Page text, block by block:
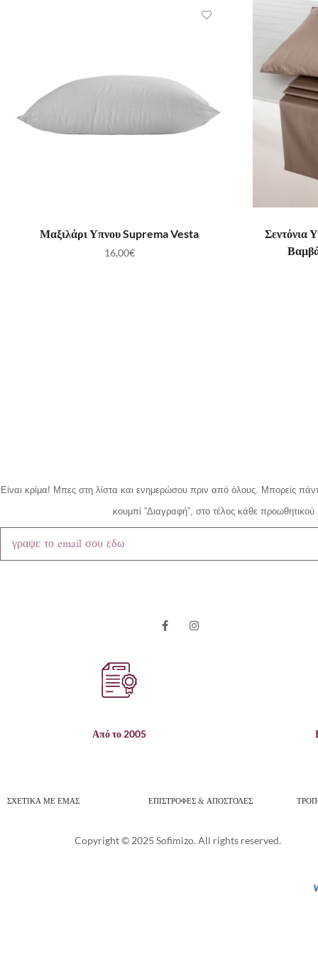
ΠΡΟΣΘΉΚΗ ΣΤΟ ΚΑΛΆΘΙ
Μαξιλάρι Υπνου Suprema Vesta
16,00€
Σεντόνια
Είναι κρίμα! Μπες στη λίστα και ενημερώσου πριν από όλους. Μπορείς
κουμπί ”Διαγραφή”, στο τέλος κάθε
Από το 2005
ΣΧΕΤΙΚΑ ΜΕ ΕΜΑΣ ΕΠΙΣΤΡΟΦΕΣ & ΑΠΟΣΤΟΛΕΣ
Copyright © 2025 Sofimizo. All rights reserved.